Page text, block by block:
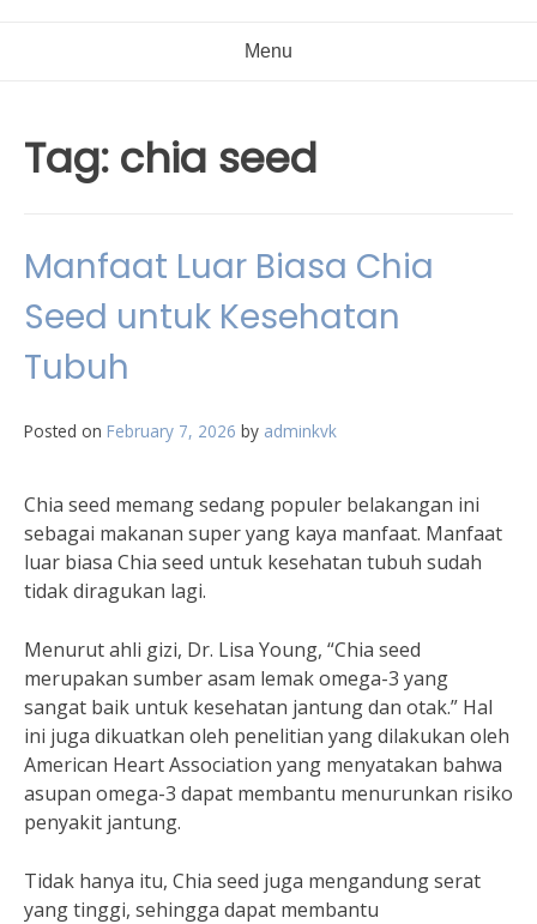
Menu
Tag: chia seed
Manfaat Luar Biasa Chia
Seed untuk Kesehatan
Tubuh
Posted on February 7, 2026 by adminkvk
Chia seed memang sedang populer belakangan ini
sebagai makanan super yang kaya manfaat. Manfaat
luar biasa Chia seed untuk kesehatan tubuh sudah
tidak diragukan lagi.
Menurut ahli gizi, Dr. Lisa Young, “Chia seed
merupakan sumber asam lemak omega-3 yang
sangat baik untuk kesehatan jantung dan otak.” Hal
ini juga dikuatkan oleh penelitian yang dilakukan oleh
American Heart Association yang menyatakan bahwa
asupan omega-3 dapat membantu menurunkan risiko
penyakit jantung.
Tidak hanya itu, Chia seed juga mengandung serat
yang tinggi, sehingga dapat membantu